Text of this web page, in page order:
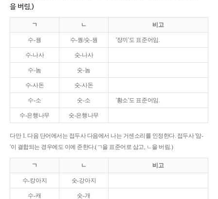
을 버림.)
ㄱ ㄴ 비고
수-꿩 수-퀑/숫-꿩 '장끼'도 표준어임.
수-나사 숫-나사
수-놈 숫-놈
수-사돈 숫-사돈
수-소 숫-소 '황소'도 표준어임.
수-은행나무 숫-은행나무
다만 1. 다음 단어에서는 접두사 다음에서 나는 거센소리를 인정한다. 접두사 '암-
'이 결합되는 경우에도 이에 준한다.(ㄱ을 표준어로 삼고, ㄴ을 버림.)
ㄱ ㄴ 비고
수-캉아지 숫-강아지
수-캐 숫-개